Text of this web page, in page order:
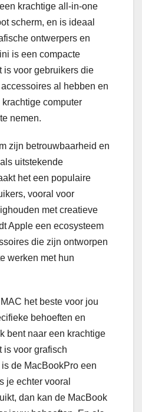
krachtige all-in-one
scherm, en is ideaal
ontwerpers en
is een compacte
is voor gebruikers die
al hebben en
computer
nemen.
zijn betrouwbaarheid en
uitstekende
het een populaire
vooral voor
met creatieve
Apple een ecosysteem
die zijn ontworpen
werken met hun
het beste voor jou
behoeften en
bent naar een krachtige
is voor grafisch
de MacBookPro een
je echter vooral
dan kan de MacBook